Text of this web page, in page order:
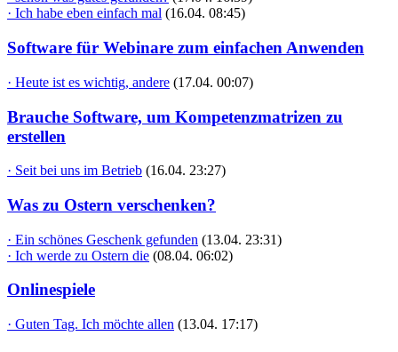
· Ich habe eben einfach mal (16.04. 08:45)
Software für Webinare zum einfachen Anwenden
· Heute ist es wichtig, andere (17.04. 00:07)
Brauche Software, um Kompetenzmatrizen zu
erstellen
· Seit bei uns im Betrieb (16.04. 23:27)
Was zu Ostern verschenken?
· Ein schönes Geschenk gefunden (13.04. 23:31)
· Ich werde zu Ostern die (08.04. 06:02)
Onlinespiele
· Guten Tag. Ich möchte allen (13.04. 17:17)